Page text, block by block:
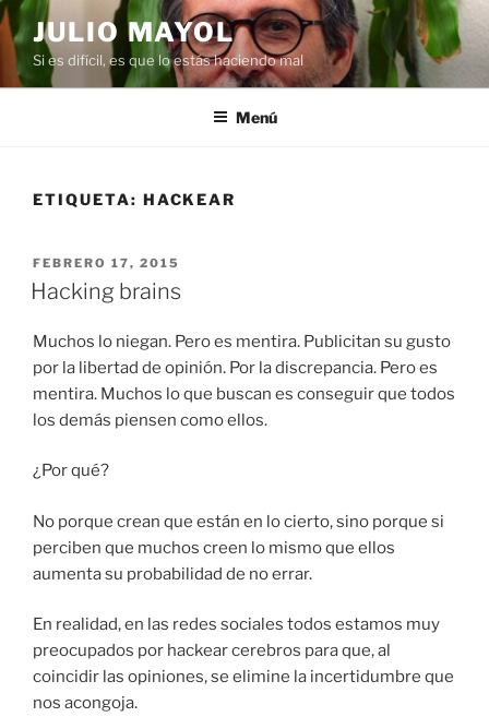
Saltar
al
contenido
JULIO MAYOL
Si es difícil, es que lo estás haciendo mal
Menú
ETIQUETA: HACKEAR
PUBLICADO
EL
FEBRERO 17, 2015
Hacking brains
Muchos lo niegan. Pero es mentira. Publicitan su gusto
por la libertad de opinión. Por la discrepancia. Pero es
mentira. Muchos lo que buscan es conseguir que todos
los demás piensen como ellos.
¿Por qué?
No porque crean que están en lo cierto, sino porque si
perciben que muchos creen lo mismo que ellos
aumenta su probabilidad de no errar.
En realidad, en las redes sociales todos estamos muy
preocupados por hackear cerebros para que, al
coincidir las opiniones, se elimine la incertidumbre que
nos acongoja.